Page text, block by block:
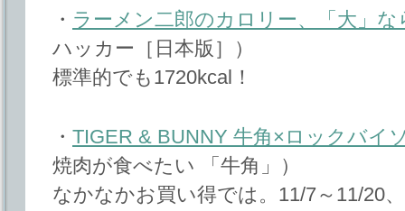
・ ラーメン二郎のカロリー、「大」な
ハッカー［日本版］）
標準的でも1720kcal！
・ TIGER & BUNNY 牛角×ロックバイ
焼肉が食べたい 「牛角」）
なかなかお買い得では。11/7～11/20